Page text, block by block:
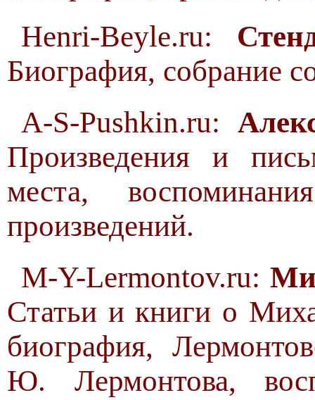
Henri-Beyle.ru:
Биография, собрание
A-S-Pushkin.ru:
Произведения и
места,
произведений.
M-Y-Lermontov.ru:
Статьи и книги о
биография,
Ю. Лермонтова,